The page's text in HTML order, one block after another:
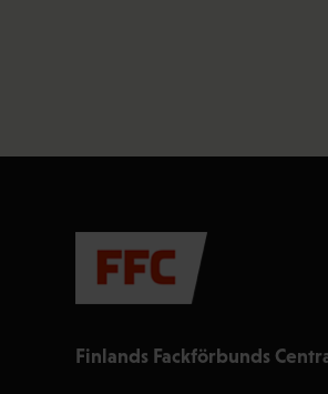
Finlands Fackförbunds